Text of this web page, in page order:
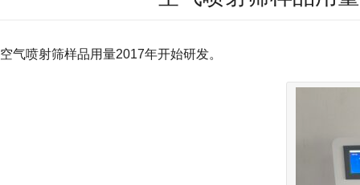
空气喷射筛样品用量2017年开始研发。